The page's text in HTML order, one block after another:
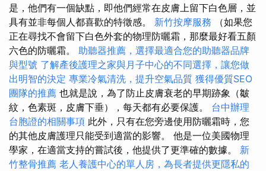
是，他們有一個缺點，即他們經常在皮膚上留下白色層，並
具有並非每個人都喜歡的特徵感。 新竹按摩服務 （如果您
正在尋找不會留下白色外套的物理防曬霜，那麼最好看五顏
六色的防曬霜。 助聽器推薦，選擇最適合您的助聽器品牌
與型號 了解產後護理之家與月子中心的不同選擇，讓您做
出明智的決定 專業冷氣清洗，提升空氣品質 獲得優質SEO
團隊的推薦 也就是說，為了防止皮膚衰老的早期跡象（皺
紋，色素斑，皮膚下垂），每天都有必要保護。 台中辦理
台胞證的相關事項 此外，只有在您旁邊使用防曬霜時，您
的其他皮膚護理只能受到適當的影響。 他是一位美國物理
學家，在適當支持的嘗試後，他提供了更準確的數據。 新
竹整骨推薦 老人養護中心的單人房，為長者提供更隱私的